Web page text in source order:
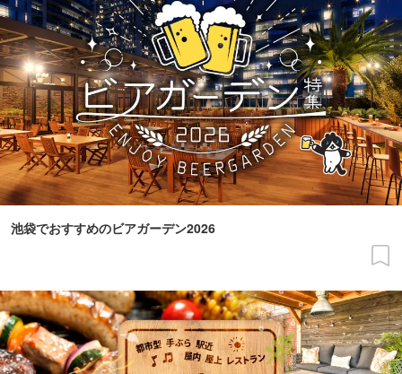
池袋でおすすめのビアガーデン2026